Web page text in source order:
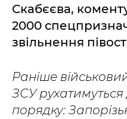
Скабєєва,
2000
звільнення
Раніше
ЗСУ
порядку: